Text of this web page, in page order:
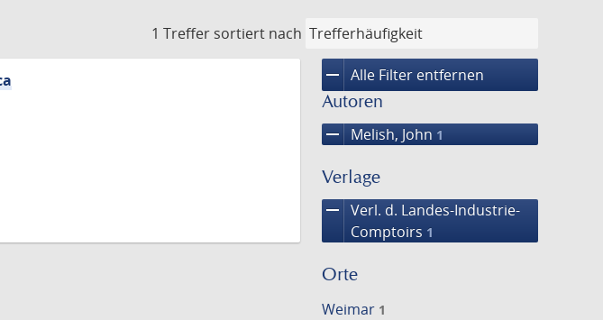
1 Treffer sortiert nach
remove Alle Filter entfernen
Autoren
remove Melish, John 1
Verlage
remove Verl. d. Landes-Industrie-
Comptoirs 1
Orte
Weimar 1